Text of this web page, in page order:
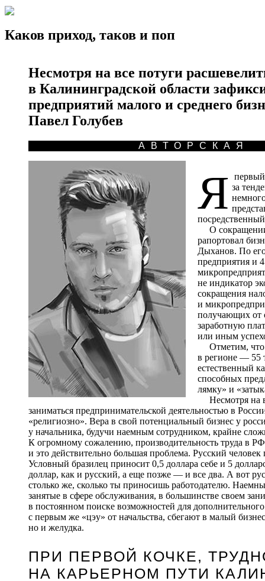
Каков приход, таков и поп
Несмотря на все потуги
в Калининградской области
предприятий малого и среднего
Павел Голубев
Я за
О сокращении
рапортовал
Дыханов. По
предприятия и
не индикатор
сокращения
и
получающих от
заработную
или иным
Отметим, что
в регионе — 55
естественный
способных
лямку» и
Несмотря на
заниматься предпринимательской деятельностью в
«религиозно». Вера в свой потенциальный бизнес у
у начальника, будучи наемным сотрудником, крайне
К огромному сожалению, производительность труда в
и это действительно большая проблема. Русский
Условный бразилец приносит 0,5 доллара себе и 5
доллар, как и русский, а еще позже — и все два. А вот
столько же, сколько ты приносишь работодателю.
занятые в сфере обслуживания, в большинстве своем
в постоянном поиске возможностей для
с первым же «цэу» от начальства, сбегают в малый
но и желудка.
ПРИ ПЕРВОЙ КОЧКЕ,
НА КАРЬЕРНОМ ПУТИ